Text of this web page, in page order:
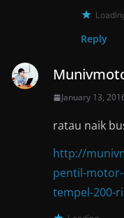
Reply
January 13,
ratau naik
http://
pentil-
tempel-200-